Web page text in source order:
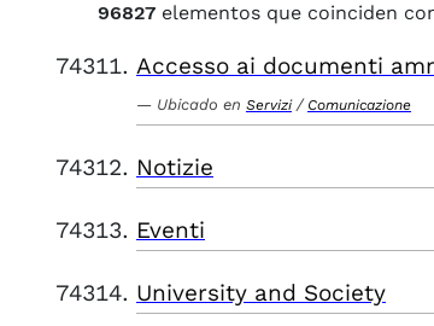
96827 elementos que coinciden
Accesso ai documenti
Ubicado en Servizi / Comunicazione
Notizie
Eventi
University and Society